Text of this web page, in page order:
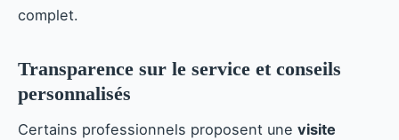
complet.
Transparence sur le service et conseils
personnalisés
Certains professionnels proposent une visite